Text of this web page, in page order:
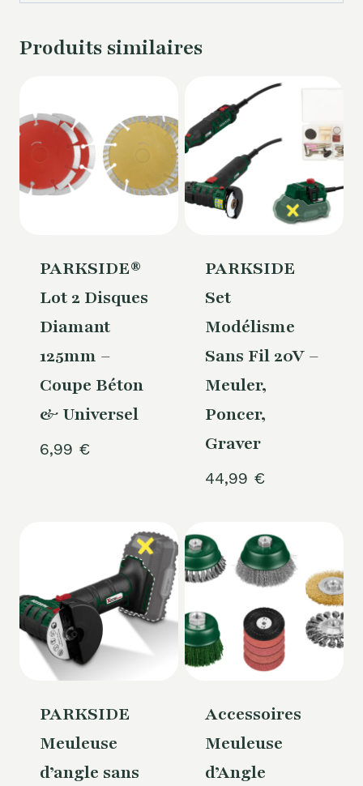
Produits similaires
PARKSIDE®
Lot 2 Disques
Diamant
125mm –
Coupe Béton
& Universel
6,99 €
PARKSIDE
Set
Modélisme
Sans Fil 20V –
Meuler,
Poncer,
Graver
44,99 €
PARKSIDE
Meuleuse
d’angle sans
Accessoires
Meuleuse
d’Angle